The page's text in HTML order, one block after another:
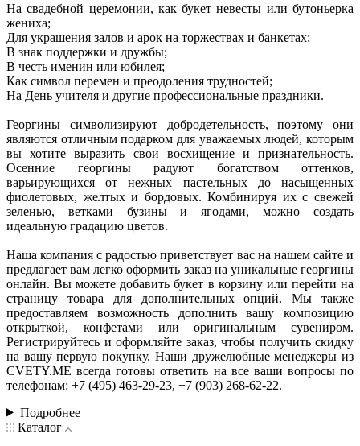
На свадебной церемонии, как букет невесты или бутоньерка
жениха;
Для украшения залов и арок на торжествах и банкетах;
В знак поддержки и дружбы;
В честь именин или юбилея;
Как символ перемен и преодоления трудностей;
На День учителя и другие профессиональные праздники.
Георгины символизируют добродетельность, поэтому они
являются отличным подарком для уважаемых людей, которым
вы хотите выразить свои восхищение и признательность.
Осенние георгины радуют богатством оттенков,
варьирующихся от нежных пастельных до насыщенных
фиолетовых, желтых и бордовых. Комбинируя их с свежей
зеленью, ветками бузины и ягодами, можно создать
идеальную градацию цветов.
Наша компания с радостью приветствует вас на нашем сайте и
предлагает вам легко оформить заказ на уникальные георгины
онлайн. Вы можете добавить букет в корзину или перейти на
страницу товара для дополнительных опций. Мы также
предоставляем возможность дополнить вашу композицию
открыткой, конфетами или оригинальным сувениром.
Регистрируйтесь и оформляйте заказ, чтобы получить скидку
на вашу первую покупку. Наши дружелюбные менеджеры из
CVETY.ME всегда готовы ответить на все ваши вопросы по
телефонам: +7 (495) 463-29-23, +7 (903) 268-62-22.
Подробнее
Каталог